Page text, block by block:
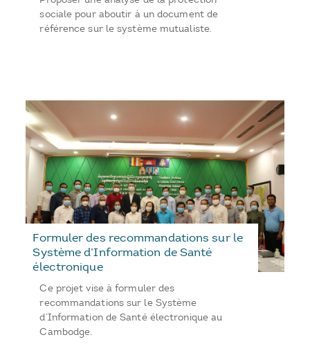
sociale pour aboutir à un document de
référence sur le système mutualiste.
Formuler des recommandations sur le
Système d’Information de Santé
électronique
Ce projet vise à formuler des
recommandations sur le Système
d’Information de Santé électronique au
Cambodge.